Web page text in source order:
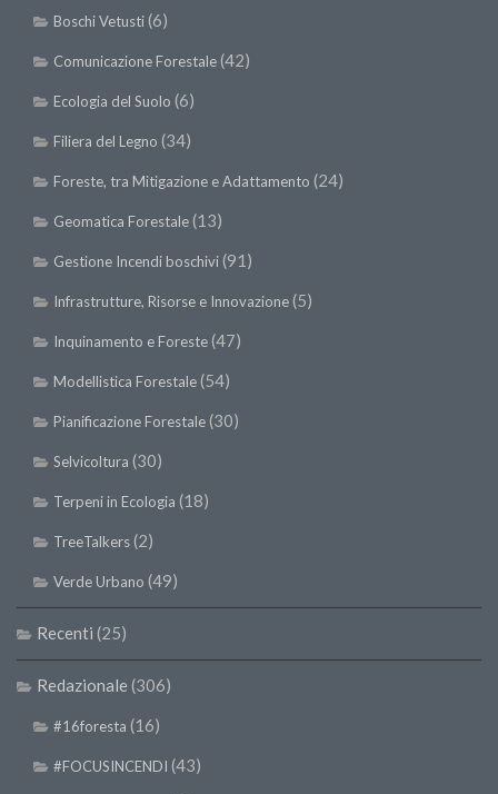
Boschi Vetusti(6)
Comunicazione Forestale(42)
Ecologia del Suolo (6)
Filiera del Legno (34)
Foreste, tra Mitigazione e Adattamento (24)
Geomatica Forestale(13)
Gestione Incendi boschivi(91)
Infrastrutture, Risorse e Innovazione(5)
Inquinamento e Foreste(47)
Modellistica Forestale(54)
Pianificazione Forestale(30)
Selvicoltura (30)
Terpeni in Ecologia (18)
TreeTalkers(2)
Verde Urbano (49)
Recenti (25)
Redazionale (306)
#16foresta (16)
#FOCUSINCENDI (43)